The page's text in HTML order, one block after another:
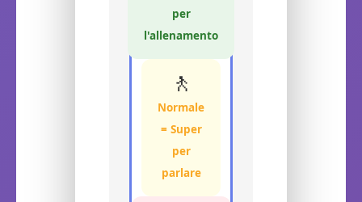
per
l'allenamento
🚶
Normale
= Super
per
parlare